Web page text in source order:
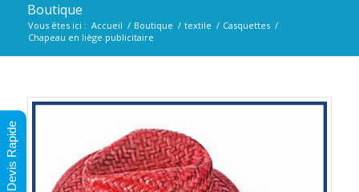
Boutique
Vous êtes ici : Accueil / Boutique / textile / Casquettes /
Chapeau en liège publicitaire
Devis Rapide